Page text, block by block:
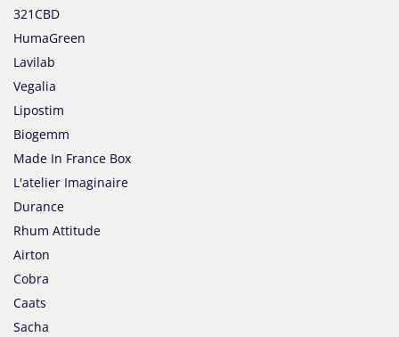
321CBD
HumaGreen
Lavilab
Vegalia
Lipostim
Biogemm
Made In France Box
L'atelier Imaginaire
Durance
Rhum Attitude
Airton
Cobra
Caats
Sacha